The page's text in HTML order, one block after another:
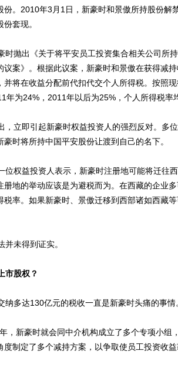
份。2010年3月1日，新豪时和景傲所持股份解
套现。
抛出《关于将平安员工投资集合相关公司所
议案》。根据此议案，新豪时和景傲在获得减
并将在收益分配前代扣代交个人所得税。按照
年为24%，2011年以后为25%，个人所得税率
立即引起新豪时权益投资人的强烈反对。多
豪时将所持中国平安股份让渡到自己的名下。
权益投资人表示，新豪时注册地可能将迁往
册地的举动应该是为避税而为。在西藏的企业
税率。如果新豪时、景傲迁移到西部诸如西藏
未得到证实。
市股权？
多达130亿元的税收一直是新豪时头痛的事情
，新豪时就会同中介机构成立了多个专项小组
度制定了多个减持方案，以争取使员工投资收益